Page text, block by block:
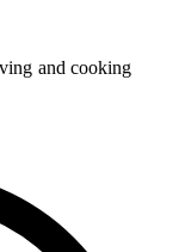
and cooking